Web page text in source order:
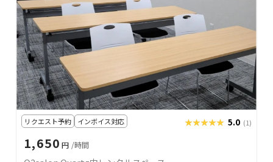
リクエスト予約 インボイス対応 ★★★★★
★★★★★ 5.0 (1)
1,650 円 /時間